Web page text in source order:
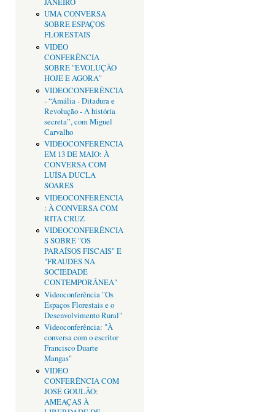
UMA CONVERSA
SOBRE ESPAÇOS
FLORESTAIS
VIDEO
CONFERÊNCIA
SOBRE "EVOLUÇÃO
HOJE E AGORA"
VIDEOCONFERÊNCIA
- “Amália - Ditadura e
Revolução - A história
secreta”, com Miguel
Carvalho
VIDEOCONFERÊNCIA
EM 13 DE MAIO: À
CONVERSA COM
LUÍSA DUCLA
SOARES
VIDEOCONFERÊNCIA
: À CONVERSA COM
RITA CRUZ
VIDEOCONFERÊNCIA
S SOBRE "OS
PARAÍSOS FISCAIS" E
"FRAUDES NA
SOCIEDADE
CONTEMPORÂNEA"
Videoconferência "Os
Espaços Florestais e o
Desenvolvimento Rural"
Videoconferência: "À
conversa com o escritor
Francisco Duarte
Mangas"
VÍDEO
CONFERÊNCIA COM
JOSÉ GOULÃO:
AMEAÇAS À